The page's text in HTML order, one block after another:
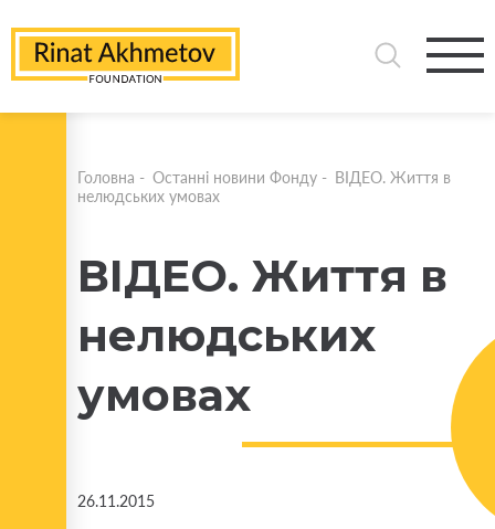
Головна - Останні новини Фонду - ВІДЕО. Життя в
нелюдських умовах
ВІДЕО. Життя в
нелюдських
умовах
26.11.2015